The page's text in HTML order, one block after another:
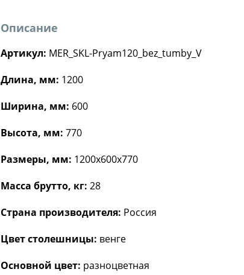
Описание
Артикул: MER_SKL-Pryam120_bez_tumby_V
Длина, мм: 1200
Ширина, мм: 600
Высота, мм: 770
Размеры, мм: 1200x600x770
Масса брутто, кг: 28
Страна производителя: Россия
Цвет столешницы: венге
Основной цвет: разноцветная